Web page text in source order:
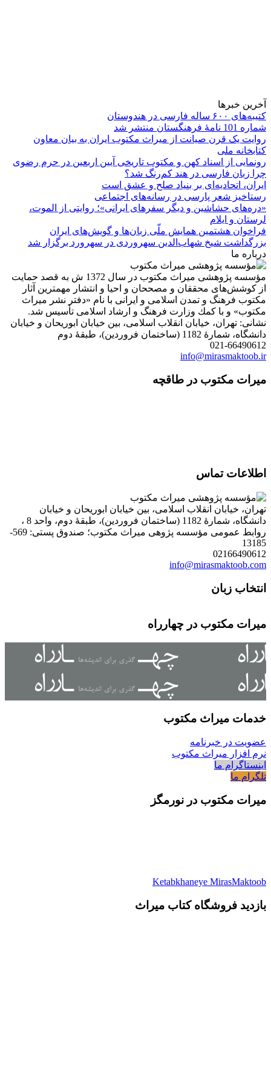
آخرین خبرها
کتیبه‌های ۶۰۰ ساله فارسی در هندوستان
شماره 101 نامۀ فرهنگستان منتشر شد
روایت یک قرن صیانت از میراث مکتوب ایران به بیان معاون
کتابخانه ملی
رونمایی از اسناد کهن و مکتوب تاریخی آیین اربعین در حرم رضوی
چرا زبان فارسی در هند کم‌رنگ شد؟
ایران، اتحادیه‌ای بر بنیاد صلح و عشق است
رستاخیز شعر پارسی در رسانه‌های اجتماعی
«دره‌های حشاشین و دیگر سفرهای ایرانی»؛ روایتی از الموت،
لرستان و ایلام
فراخوان هشتمین همایش ملّی زبان‌ها و گویش‌های ایران
بزرگداشت شیخ شهاب‌الدین سهروردی در سهرورد برگزار شد
درباره ما
مؤسسه پژوهشی میراث مكتوب در سال 1372 ش به قصد حمایت
از كوشش‌های محققان و مصححان و احیا و انتشار مهمترین آثار
مكتوب فرهنگ و تمدن اسلامی و ایرانی با نام «دفتر نشر میراث
مكتوب» و با كمك وزارت فرهنگ و ارشاد اسلامی تأسیس شد.
نشانی: تهران، خیابان انقلاب اسلامی، بین خیابان ابوریحان و خیابان
دانشگاه، شمارۀ 1182 (ساختمان فروردین)، طبقۀ دوم
021-66490612
info@mirasmaktoob.ir
میرات مکتوب در طاقچه
اطلاعات تماس
تهران، خیابان انقلاب اسلامی، بین خیابان ابوریحان و خیابان
دانشگاه، شمارۀ 1182 (ساختمان فروردین)، طبقۀ دوم، واحد 8 ،
روابط عمومی مؤسسه پژوهی میراث مکتوب؛ صندوق پستی: 569-
13185
02166490612
info@mirasmaktoob.com
انتخاب زبان
میرات مکتوب در چهارراه
خدمات میراث مکتوب
عضویت در خبرنامه
نرم افزار میراث مکتوب
اینستاگرام ما
تلگرام ما
میرات مکتوب در نورمگز
Ketabkhaneye MirasMaktoob
بازدید فروشگاه کتاب میراث